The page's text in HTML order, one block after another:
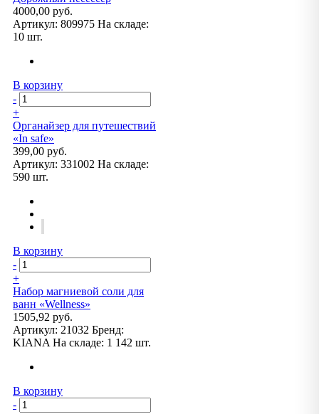
4000,00 руб.
Артикул: 809975 На складе:
10 шт.
В корзину
-
+
Органайзер для путешествий
«In safe»
399,00 руб.
Артикул: 331002 На складе:
590 шт.
В корзину
-
+
Набор магниевой соли для
ванн «Wellness»
1505,92 руб.
Артикул: 21032 Бренд:
KIANA На складе: 1 142 шт.
В корзину
-